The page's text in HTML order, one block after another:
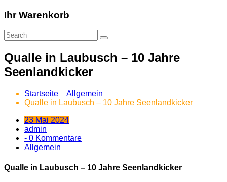
Ihr Warenkorb
Qualle in Laubusch – 10 Jahre
Seenlandkicker
Startseite
Allgemein
Qualle in Laubusch – 10 Jahre Seenlandkicker
23 Mai 2024
admin
- 0 Kommentare
Allgemein
Qualle in Laubusch – 10 Jahre Seenlandkicker